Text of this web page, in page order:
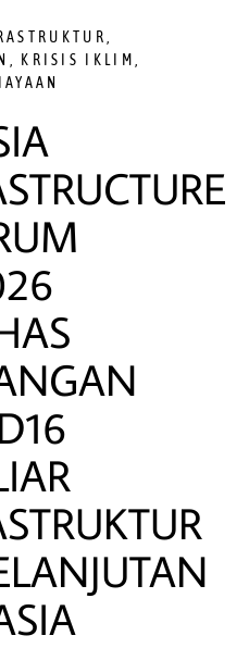
KRISIS IKLIM